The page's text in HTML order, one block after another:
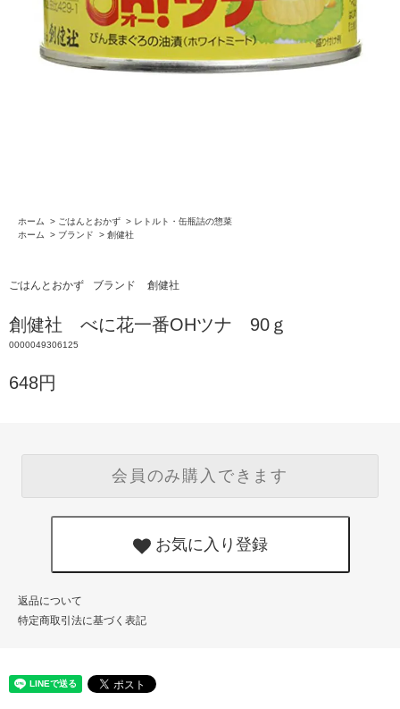
ホーム > ごはんとおかず > レトルト・缶瓶詰の惣菜
ホーム
> ブランド > 創健社
ごはんとおかず ブランド 創健社
創健社 べに花一番OHツナ 90ｇ
0000049306125
648円
会員のみ購入できます
お気に入り登録
返品について
特定商取引法に基づく表記